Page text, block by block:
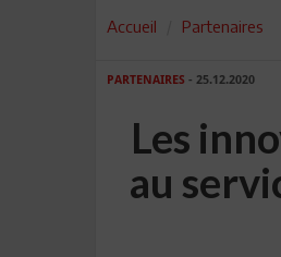
Accueil Partenaires
PARTENAIRES - 25.12.2020
Les
au